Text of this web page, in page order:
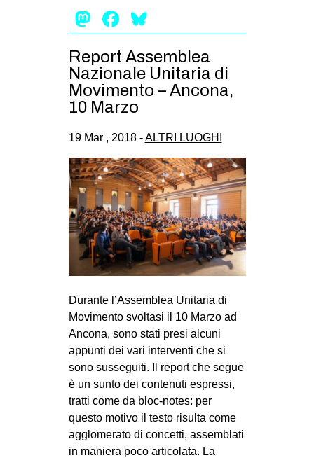
bsky
ms
Mastodon
Facebook
Report Assemblea
Nazionale Unitaria di
Movimento – Ancona,
10 Marzo
19 Mar , 2018 -ALTRI LUOGHI
Durante l’Assemblea Unitaria di
Movimento svoltasi il 10 Marzo ad
Ancona, sono stati presi alcuni
appunti dei vari interventi che si
sono susseguiti. Il report che segue
è un sunto dei contenuti espressi,
tratti come da bloc-notes: per
questo motivo il testo risulta come
agglomerato di concetti, assemblati
in maniera poco articolata. La